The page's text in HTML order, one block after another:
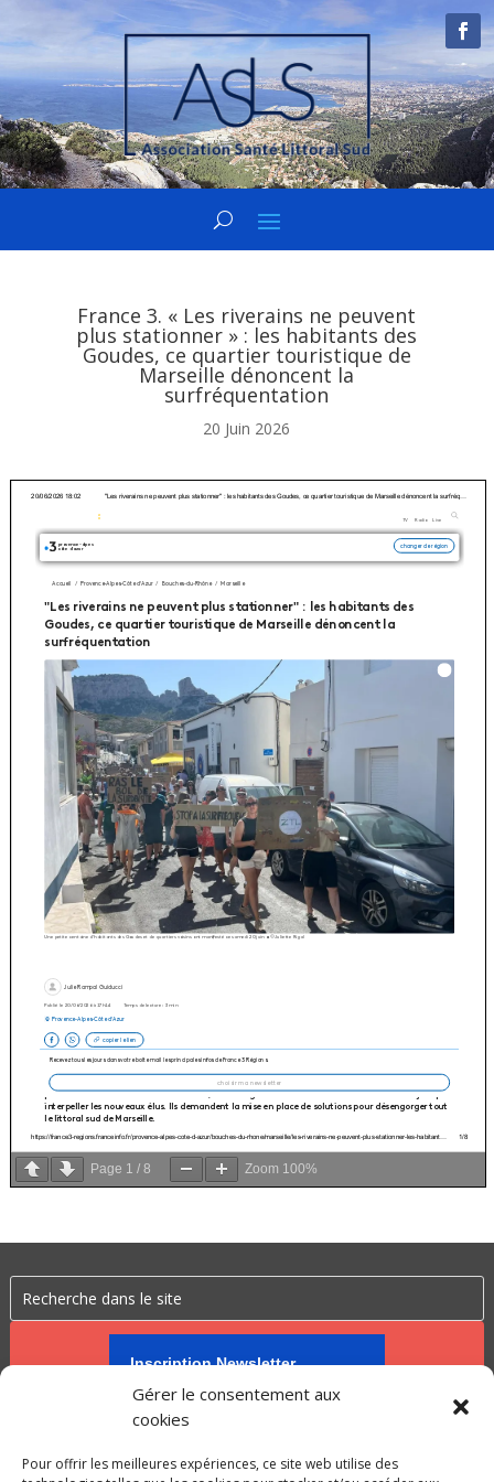
Gérer le consentement aux
cookies
Pour offrir les meilleures expériences, ce site web utilise des
France 3. « Les riverains ne peuvent
plus stationner » : les habitants des
Goudes, ce quartier touristique de
Marseille dénoncent la
surfréquentation
20 Juin 2026
Page 1 / 8 Zoom 100%
Inscription Newsletter